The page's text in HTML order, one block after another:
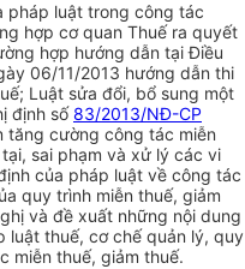
pháp luật trong công tác
hợp cơ quan Thuế ra quyết
hợp hướng dẫn tại Điều
06/11/2013 hướng dẫn thi
Luật sửa đổi, bổ sung một
định số83/2013/NĐ-CP
tăng cường công tác miễn
sai phạm và xử lý các vi
của pháp luật về công tác
quy trình miễn thuế, giảm
và đề xuất những nội dung
luật thuế, cơ chế quản lý, quy
miễn thuế, giảm thuế.